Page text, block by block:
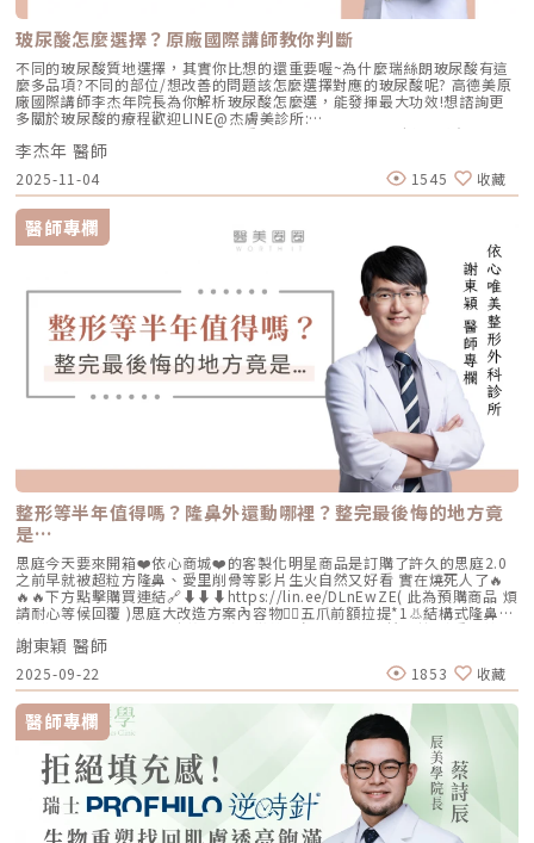
玻尿酸怎麼選擇？原廠國際講師教你判斷
不同的玻尿酸質地選擇，其實你比想的還重要喔~為什麼瑞絲朗玻尿酸有這
麼多品項?不同的部位/想改善的問題該怎麼選擇對應的玻尿酸呢? 高德美原
廠國際講師李杰年院長為你解析玻尿酸怎麼選，能發揮最大功效!想諮詢更
多關於玻尿酸的療程歡迎LINE@杰膚美診所:
https://page.line.me/xhc2941b重點摘要：00:11 玻尿酸作用介紹00:47
玻尿酸分為三大類型02:09 迷思一、玻尿酸打哪裡都可以？02:36 迷思二、
打完下巴蘋果肌看起來怪怪的？03:30 迷思三、臉部鬆弛只能做拉皮嗎？
05:00 總結LINE官方帳號一對一咨詢👉https://reurl.cc/x3EQZN歡迎訂閱
我的頻道👉https://reurl.cc/nY51k8關注杰膚美診所FB👉
https://reurl.cc/XQljva杰膚美診所官網👉https://jfmskin.com/關注李杰
年醫師FB👉https://reurl.cc/Mzk0nm杰膚美診所地址：104台北市中山區
復興北路50號2樓電話：02-8772-6625
李杰年 醫師
2025-11-04 1545 收藏
醫師專欄
整形等半年值得嗎？隆鼻外還動哪裡？整完最後悔的地方竟
是…
思庭今天要來開箱❤️依心商城❤️的客製化明星商品是訂購了許久的思庭2.0
之前早就被超粒方隆鼻、愛里削骨等影片生火自然又好看 實在燒死人了🔥
🔥🔥下方點擊購買連結🔗⬇️⬇️⬇️https://lin.ee/DLnEwZE( 此為預購商品 煩
請耐心等候回覆 )思庭大改造方案內容物💁‍♀️五爪前額拉提*1👃結構式隆鼻*1
(加購縮鼻翼、敲鼻骨、貴族手術)👄微笑嘴角*1 (加購嘴邊肉拉提)重點摘
要：00:00 搶先看⚡⚡01:43 開箱手術方案內容物02:02 上臉眉眼分析 : 五
爪前額拉提02:36 中臉隆鼻分析 : 結構式隆鼻合併貴族手術03:58 下臉唇巴
分析 : 微笑嘴角+嘴扁肉拉提04:43 華麗買家秀05:25 五星好評分享
⭐⭐⭐⭐⭐▸▸歡迎合作洽談：followheart.marketing@gmail.com◂◂依心唯
美整形外科診所地址｜台北市信義區基隆路二段15號2樓電話｜（02）
2345-6777官方網站｜https://www.followheart.com.tw/官方諮詢｜
https://follow-heart.com/line臉書粉專｜https://follow-
heart.com/case_fbIG追起來｜https://follow-
heart.com/case_igWeChat ID｜Dr_followheart
謝東穎 醫師
2025-09-22 1853 收藏
醫師專欄